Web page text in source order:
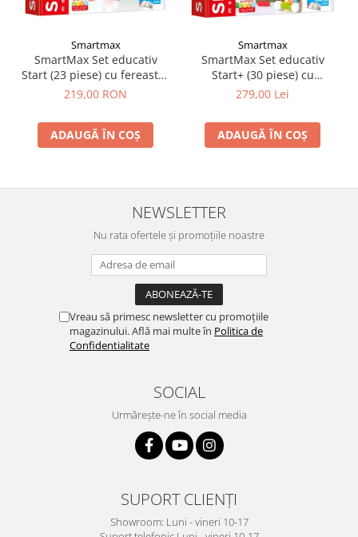
Smartmax
SmartMax Set educativ
Start (23 piese) cu fereastra
de test
219,00 RON
ADAUGĂ ÎN COȘ
Smartmax
SmartMax Set educativ
Start+ (30 piese) cu
fereastra de test
279,00 Lei
ADAUGĂ ÎN COȘ
NEWSLETTER
Nu rata ofertele și promoțiile noastre
Vreau să primesc newsletter cu promoțiile
magazinului. Află mai multe în Politica de
Confidentialitate
SOCIAL
Urmărește-ne în social media
SUPORT CLIENȚI
Showroom: Luni - vineri 10-17